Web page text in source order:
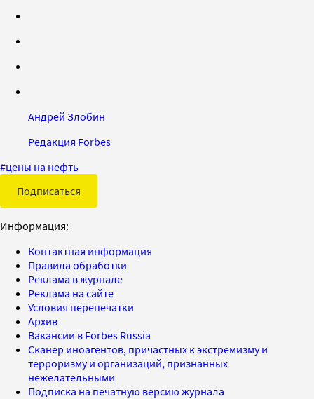
Андрей Злобин
Редакция Forbes
#цены на нефть
Подписаться
Информация:
Контактная информация
Правила обработки
Реклама в журнале
Реклама на сайте
Условия перепечатки
Архив
Вакансии в Forbes Russia
Сканер иноагентов, причастных к экстремизму и
терроризму и организаций, признанных
нежелательными
Подписка на печатную версию журнала